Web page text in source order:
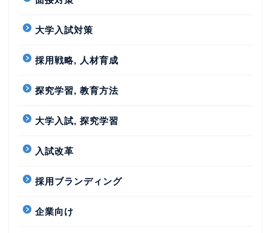
大学入試対策
採用戦略, 人材育成
探究学習, 教育方法
大学入試, 探究学習
入試改革
採用ブランディング
企業向け